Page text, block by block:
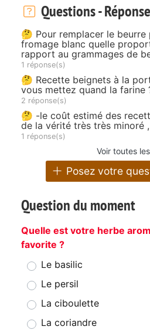
Questions -
🤔 Pour remplacer le beurre
fromage blanc quelle
rapport au grammages de
1 réponse(s)
🤔 Recette beignets à la
vous mettez quand la farine
2 réponse(s)
🤔 -le coût estimé des
de la vérité très très minoré ,
1 réponse(s)
Voir toutes
Posez votre
Question du moment
Quelle est votre herbe
favorite ?
Le basilic
Le persil
La ciboulette
La coriandre